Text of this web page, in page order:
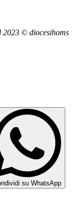
2023 © diocesihoms
su WhatsApp